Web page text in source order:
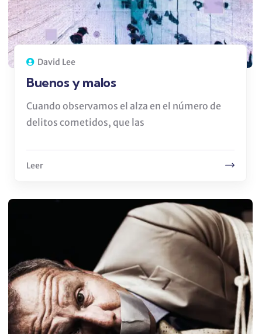
David Lee
Buenos y malos
Cuando observamos el alza en el número de
delitos cometidos, que las
Leer